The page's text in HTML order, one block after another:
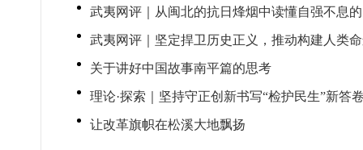
武夷网评｜从闽北的抗日烽烟中读懂自强不息
武夷网评｜坚定捍卫历史正义，推动构建人类
关于讲好中国故事南平篇的思考
理论·探索｜坚持守正创新书写“检护民生”新答
让改革旗帜在松溪大地飘扬